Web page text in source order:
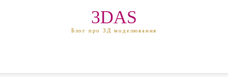
3DAS
Блог про 3Д моделювання